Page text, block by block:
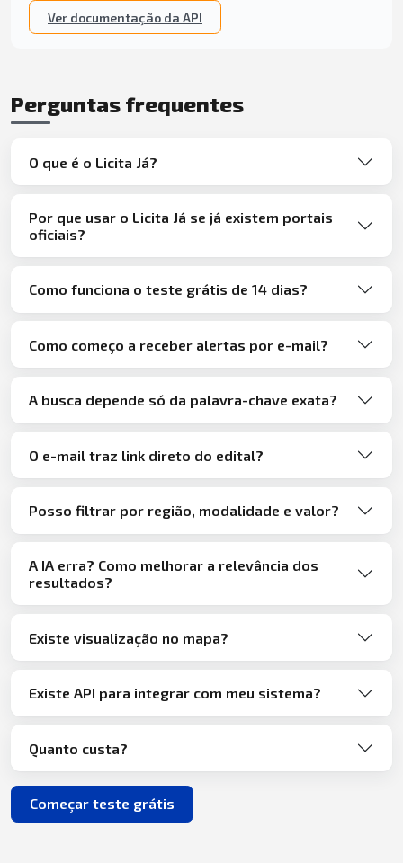
Ver documentação da API
Perguntas frequentes
O que é o Licita Já?
Por que usar o Licita Já se já existem portais
oficiais?
Como funciona o teste grátis de 14 dias?
Como começo a receber alertas por e-mail?
A busca depende só da palavra-chave exata?
O e-mail traz link direto do edital?
Posso filtrar por região, modalidade e valor?
A IA erra? Como melhorar a relevância dos
resultados?
Existe visualização no mapa?
Existe API para integrar com meu sistema?
Quanto custa?
Começar teste grátis